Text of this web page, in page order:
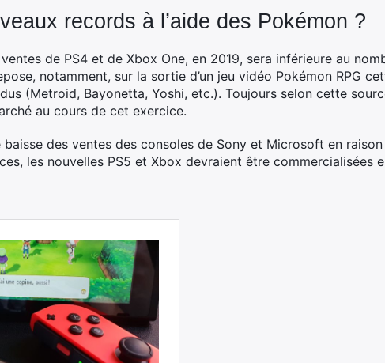
records à l’aide des Pokémon ?
de PS4 et de Xbox One, en 2019, sera inférieure au
notamment, sur la sortie d’un jeu vidéo Pokémon RPG
(Metroid, Bayonetta, Yoshi, etc.). Toujours selon cette
au cours de cet exercice.
des ventes des consoles de Sony et Microsoft en
les nouvelles PS5 et Xbox devraient être commercialisées